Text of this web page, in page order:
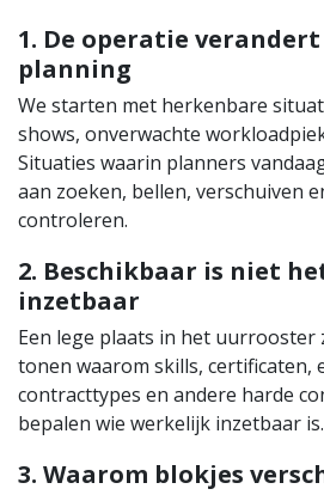
1. De operatie
planning
We starten met herkenbare
shows, onverwachte
Situaties waarin planners
aan zoeken, bellen, verschuiven
controleren.
2. Beschikbaar is niet
inzetbaar
Een lege plaats in het uurrooster
tonen waarom skills, certificaten,
contracttypes en andere harde
bepalen wie werkelijk inzetbaar is.
3. Waarom blokjes